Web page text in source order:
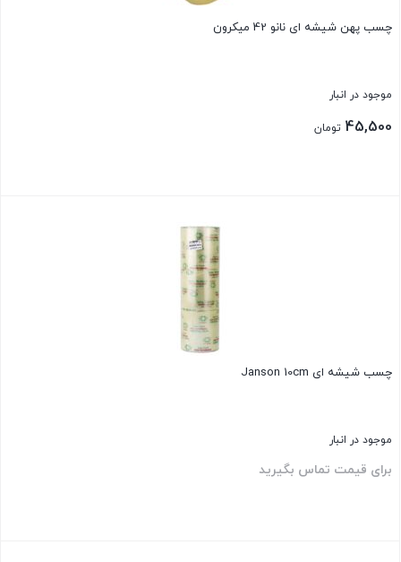
چسب پهن شیشه ای نانو 42 میکرون
موجود در انبار
45,500 تومان
چسب شیشه ای Janson 10cm
موجود در انبار
برای قیمت تماس بگیرید